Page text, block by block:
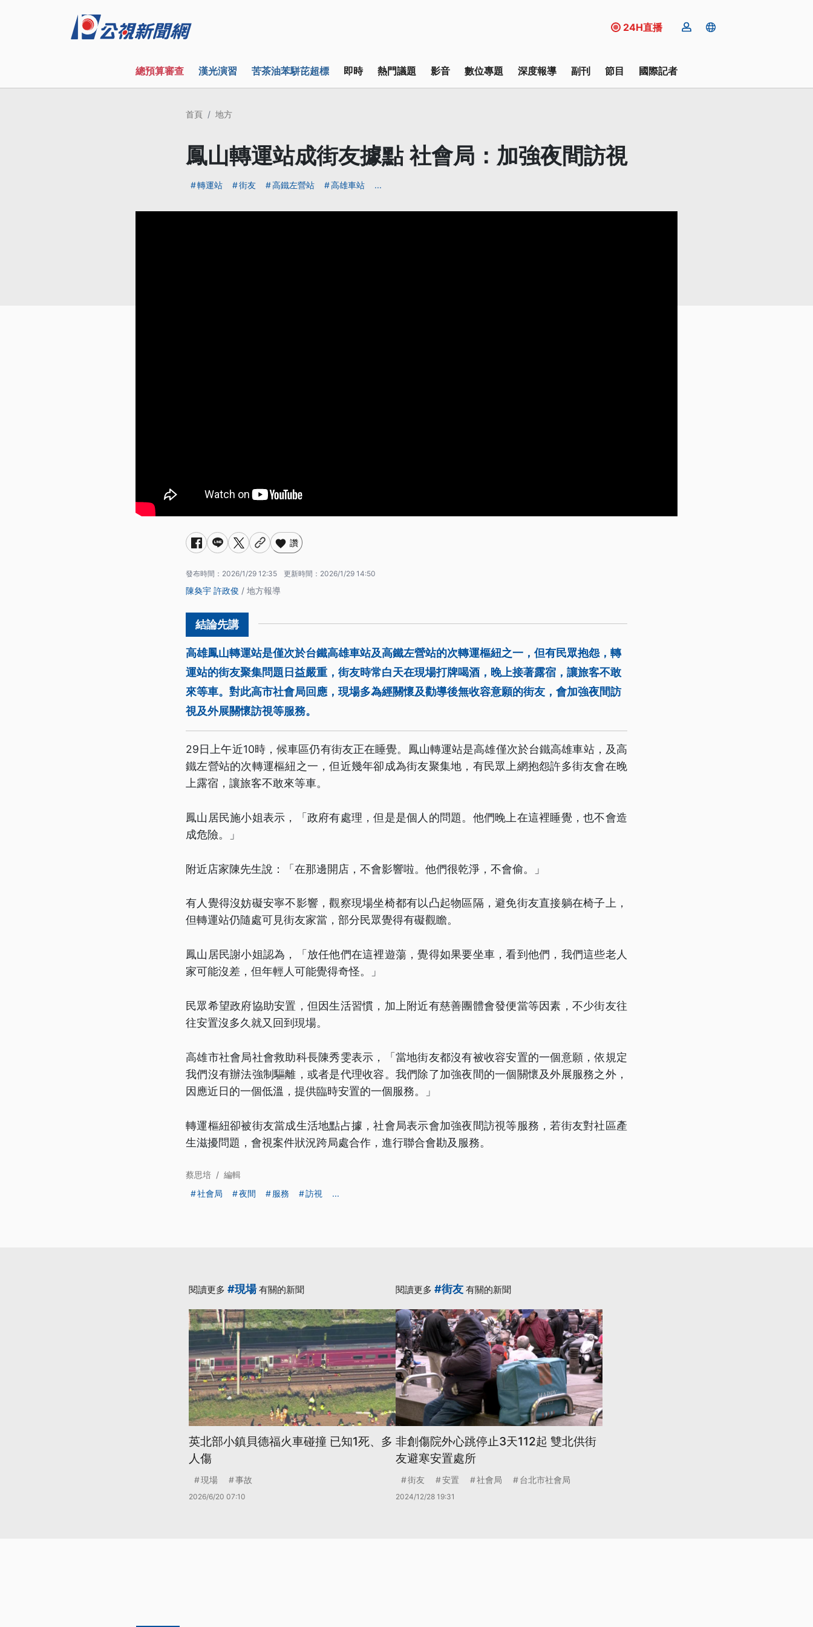
24H直播
總預算審查 漢光演習 苦茶油苯駢芘超標 即時 熱門議題 影音 數位專題 深度報導 副刊 節目 國際記者
首頁 地方
鳳山轉運站成街友據點 社會局：加強夜間訪視
轉運站 街友 高鐵左營站 高雄車站 ...
讚
發布時間： 2026/1/29 12:35 更新時間： 2026/1/29 14:50
陳奐宇 許政俊 / 地方報導
高雄鳳山轉運站是僅次於台鐵高雄車站及高鐵左營站的次轉運樞紐之一，但有民眾抱怨，轉
運站的街友聚集問題日益嚴重，街友時常白天在現場打牌喝酒，晚上接著露宿，讓旅客不敢
來等車。對此高市社會局回應，現場多為經關懷及勸導後無收容意願的街友，會加強夜間訪
視及外展關懷訪視等服務。
29日上午近10時，候車區仍有街友正在睡覺。鳳山轉運站是高雄僅次於台鐵高雄車站，及高
鐵左營站的次轉運樞紐之一，但近幾年卻成為街友聚集地，有民眾上網抱怨許多街友會在晚
上露宿，讓旅客不敢來等車。
鳳山居民施小姐表示，「政府有處理，但是是個人的問題。他們晚上在這裡睡覺，也不會造
成危險。」
附近店家陳先生說：「在那邊開店，不會影響啦。他們很乾淨，不會偷。」
有人覺得沒妨礙安寧不影響，觀察現場坐椅都有以凸起物區隔，避免街友直接躺在椅子上，
但轉運站仍隨處可見街友家當，部分民眾覺得有礙觀瞻。
鳳山居民謝小姐認為，「放任他們在這裡遊蕩，覺得如果要坐車，看到他們，我們這些老人
家可能沒差，但年輕人可能覺得奇怪。」
民眾希望政府協助安置，但因生活習慣，加上附近有慈善團體會發便當等因素，不少街友往
往安置沒多久就又回到現場。
高雄市社會局社會救助科長陳秀雯表示，「當地街友都沒有被收容安置的一個意願，依規定
我們沒有辦法強制驅離，或者是代理收容。我們除了加強夜間的一個關懷及外展服務之外，
因應近日的一個低溫，提供臨時安置的一個服務。」
轉運樞紐卻被街友當成生活地點占據，社會局表示會加強夜間訪視等服務，若街友對社區產
生滋擾問題，會視案件狀況跨局處合作，進行聯合會勘及服務。
蔡思培 / 編輯
社會局
夜間 服務 訪視 ...
閱讀更多 #現場有關的新聞
英北部小鎮貝德福火車碰撞 已知1死、多
人傷
現場 事故
2026/6/20 07:10
閱讀更多 #街友 有關的新聞
非創傷院外心跳停止3天112起 雙北供街
友避寒安置處所
街友 安置 社會局 台北市社會局
2024/12/28 19:31